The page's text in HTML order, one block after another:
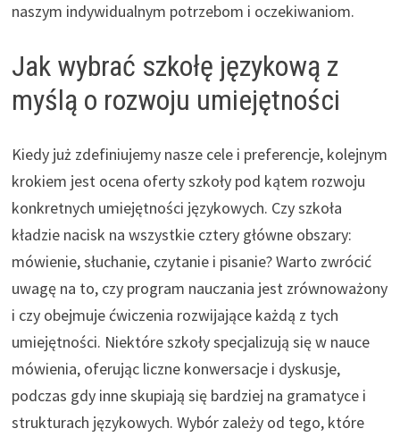
naszym indywidualnym potrzebom i oczekiwaniom.
Jak wybrać szkołę językową z
myślą o rozwoju umiejętności
Kiedy już zdefiniujemy nasze cele i preferencje, kolejnym
krokiem jest ocena oferty szkoły pod kątem rozwoju
konkretnych umiejętności językowych. Czy szkoła
kładzie nacisk na wszystkie cztery główne obszary:
mówienie, słuchanie, czytanie i pisanie? Warto zwrócić
uwagę na to, czy program nauczania jest zrównoważony
i czy obejmuje ćwiczenia rozwijające każdą z tych
umiejętności. Niektóre szkoły specjalizują się w nauce
mówienia, oferując liczne konwersacje i dyskusje,
podczas gdy inne skupiają się bardziej na gramatyce i
strukturach językowych. Wybór zależy od tego, które